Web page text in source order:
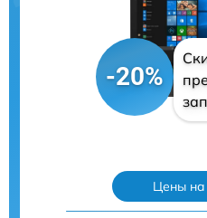
-20%
Цены на